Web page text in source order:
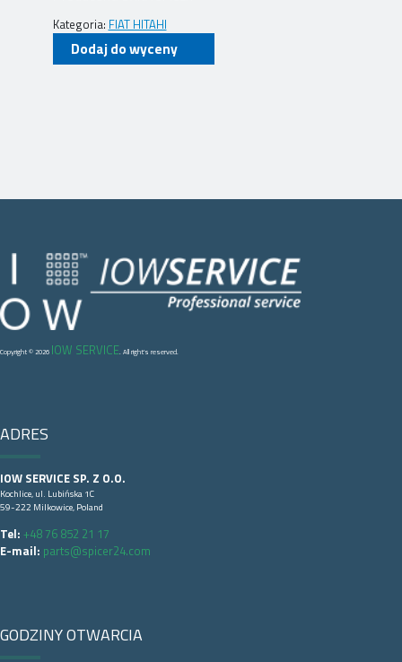
Kategoria: FIAT HITAHI
Dodaj do wyceny
Copyright © 2026 IOW SERVICE. All right's reserved.
ADRES
IOW SERVICE SP. Z O.O.
Kochlice, ul. Lubińska 1C
59-222 Milkowice, Poland
Tel: +48 76 852 21 17
E-mail: parts@spicer24.com
GODZINY OTWARCIA